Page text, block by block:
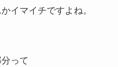
イマイチですよね。
って